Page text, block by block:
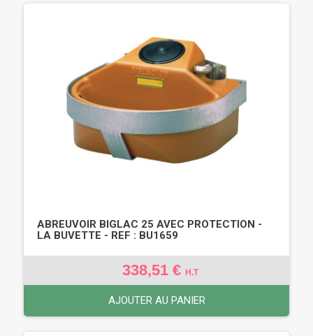
ABREUVOIR BIGLAC 25 AVEC PROTECTION -
LA BUVETTE - REF : BU1659
338,51 € H.T
AJOUTER AU PANIER